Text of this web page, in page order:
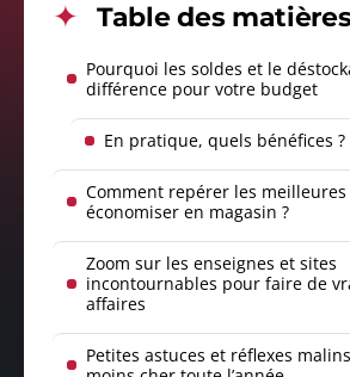
Table des
Pourquoi les soldes et le
différence pour votre budget
En pratique, quels bénéfices ?
Comment repérer les
économiser en magasin ?
Zoom sur les enseignes et sites
incontournables pour faire de
affaires
Petites astuces et réflexes